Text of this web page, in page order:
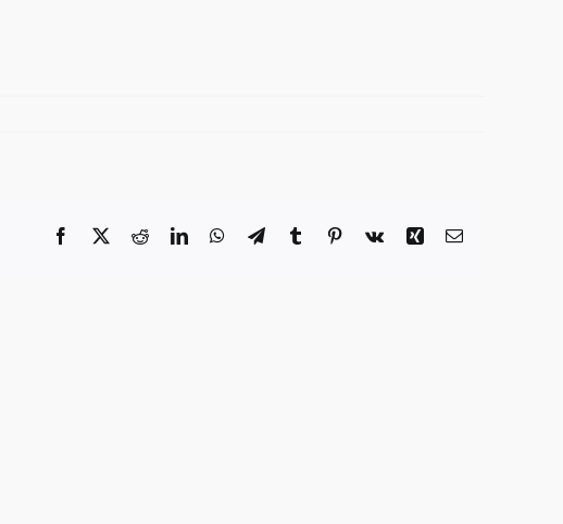
Facebook
X RedditLinkedInWhatsApp
TelegramTumblr Pinterest
Vk Xing E-